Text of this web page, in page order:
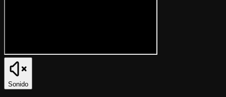
Sonido